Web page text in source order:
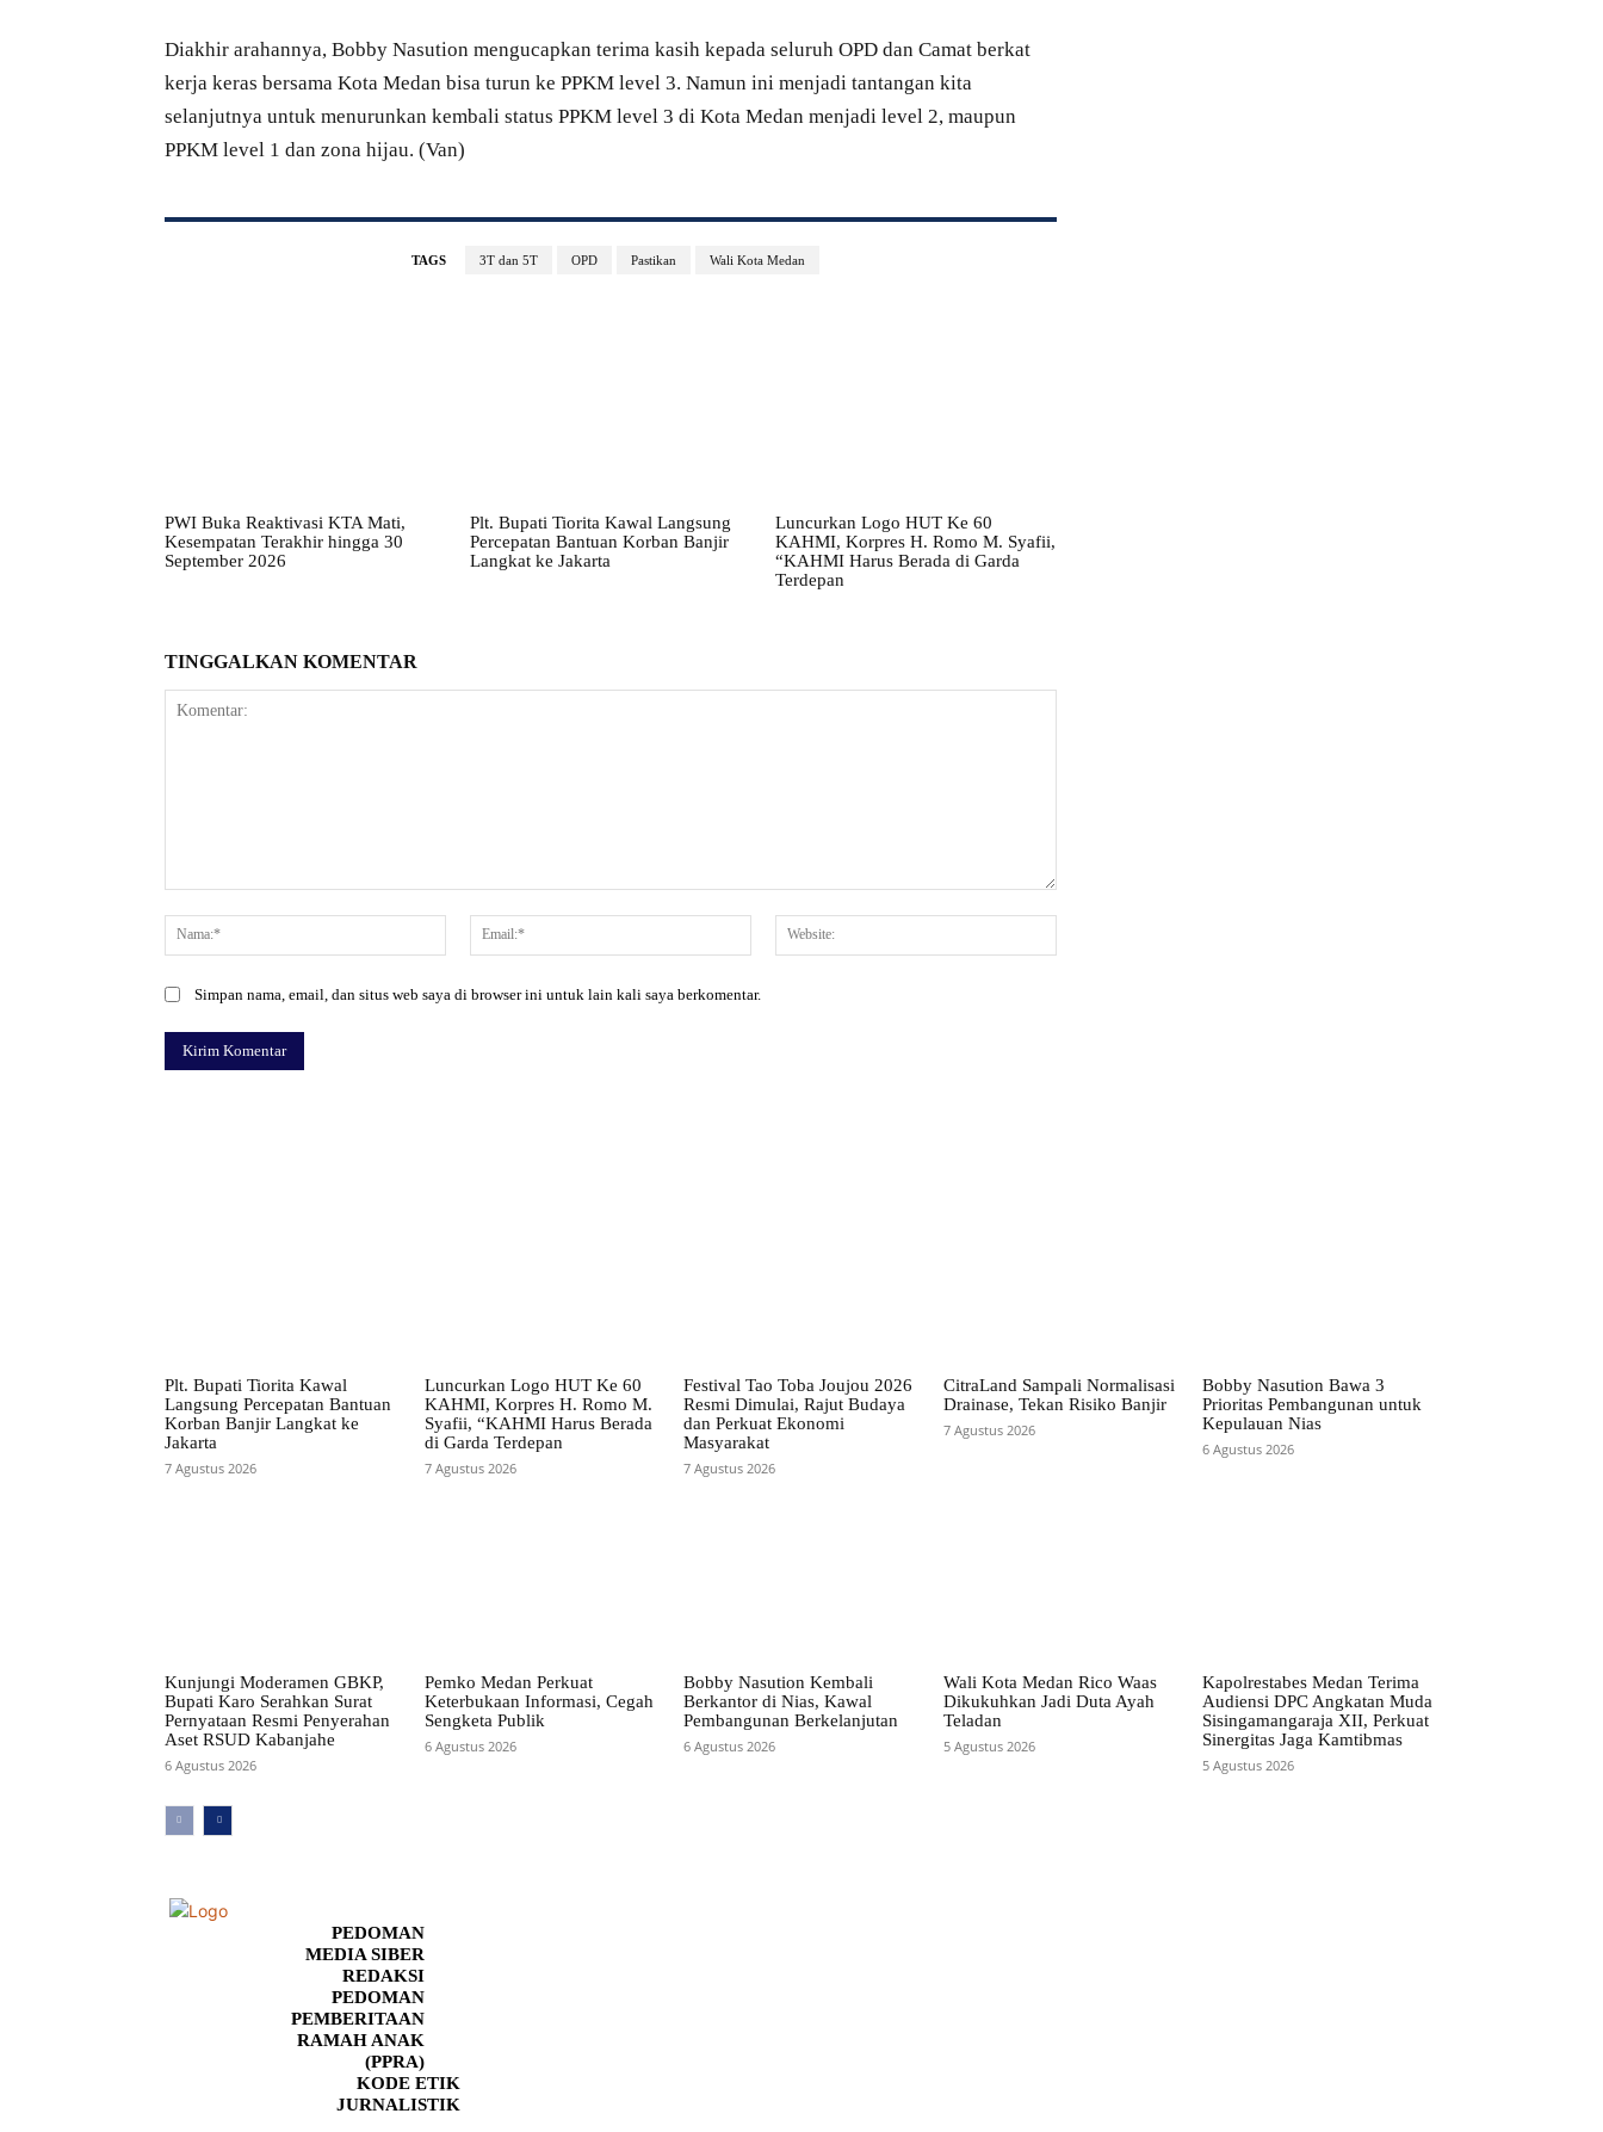
Diakhir arahannya, Bobby Nasution mengucapkan terima kasih kepada seluruh OPD dan Camat berkat
kerja keras bersama Kota Medan bisa turun ke PPKM level 3. Namun ini menjadi tantangan kita
selanjutnya untuk menurunkan kembali status PPKM level 3 di Kota Medan menjadi level 2, maupun
PPKM level 1 dan zona hijau. (Van)
TAGS 3T dan 5T OPD Pastikan Wali Kota Medan
PWI Buka Reaktivasi KTA Mati,
Kesempatan Terakhir hingga 30
September 2026
Plt. Bupati Tiorita Kawal Langsung
Percepatan Bantuan Korban Banjir
Langkat ke Jakarta
Luncurkan Logo HUT Ke 60
KAHMI, Korpres H. Romo M. Syafii,
“KAHMI Harus Berada di Garda
Terdepan
TINGGALKAN KOMENTAR
Nama:*
Email:*
Simpan nama, email, dan situs web saya di browser ini untuk lain kali saya berkomentar.
Plt. Bupati Tiorita Kawal
Langsung Percepatan Bantuan
Korban Banjir Langkat ke
Jakarta
7 Agustus 2026
Luncurkan Logo HUT Ke 60
KAHMI, Korpres H. Romo M.
Syafii, “KAHMI Harus Berada
di Garda Terdepan
7 Agustus 2026
Festival Tao Toba Joujou 2026
Resmi Dimulai, Rajut Budaya
dan Perkuat Ekonomi
Masyarakat
7 Agustus 2026
CitraLand Sampali Normalisasi
Drainase, Tekan Risiko Banjir
7 Agustus 2026
Bobby Nasution Bawa 3
Prioritas Pembangunan untuk
Kepulauan Nias
6 Agustus 2026
Kunjungi Moderamen GBKP,
Bupati Karo Serahkan Surat
Pernyataan Resmi Penyerahan
Aset RSUD Kabanjahe
6 Agustus 2026
Pemko Medan Perkuat
Keterbukaan Informasi, Cegah
Sengketa Publik
6 Agustus 2026
Bobby Nasution Kembali
Berkantor di Nias, Kawal
Pembangunan Berkelanjutan
6 Agustus 2026
Wali Kota Medan Rico Waas
Dikukuhkan Jadi Duta Ayah
Teladan
5 Agustus 2026
Kapolrestabes Medan Terima
Audiensi DPC Angkatan Muda
Sisingamangaraja XII, Perkuat
Sinergitas Jaga Kamtibmas
5 Agustus 2026
PEDOMAN
MEDIA SIBER
REDAKSI
PEDOMAN
PEMBERITAAN
RAMAH ANAK
(PPRA)
KODE ETIK
JURNALISTIK